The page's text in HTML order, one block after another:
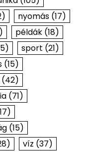
nyomás(17)
példák(18)
sport (21)
(15)
(71)
(15)
víz (37)